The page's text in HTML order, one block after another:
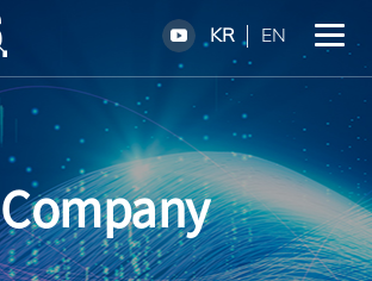
KR EN
Company